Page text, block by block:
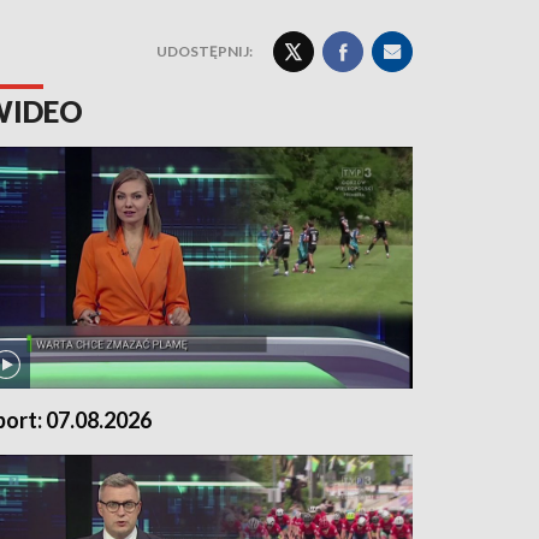
UDOSTĘPNIJ:
07.08.2026